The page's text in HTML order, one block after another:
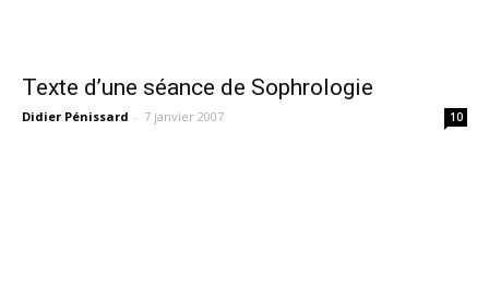
Texte d’une séance de Sophrologie
Didier Pénissard - 7 janvier 2007 10